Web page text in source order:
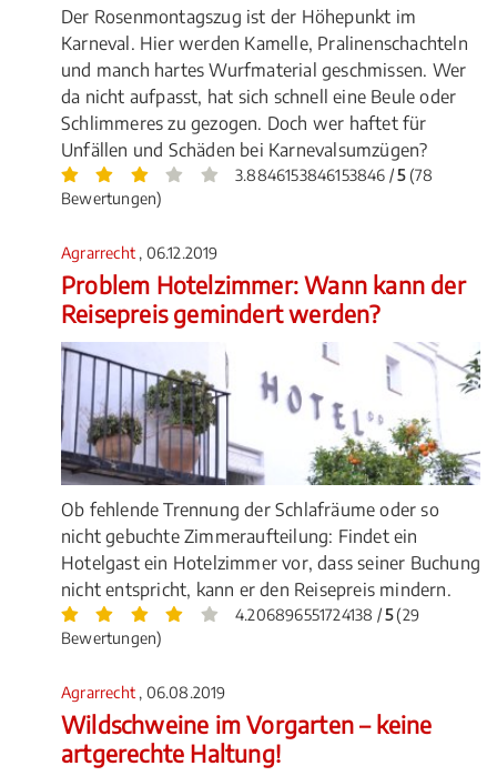
Der Rosenmontagszug ist der Höhepunkt im
Karneval. Hier werden Kamelle, Pralinenschachteln
und manch hartes Wurfmaterial geschmissen. Wer
da nicht aufpasst, hat sich schnell eine Beule oder
Schlimmeres zu gezogen. Doch wer haftet für
Unfällen und Schäden bei Karnevalsumzügen?
3.8846153846153846 /5(78
Bewertungen)
Agrarrecht , 06.12.2019
Problem Hotelzimmer: Wann kann der
Reisepreis gemindert werden?
Ob fehlende Trennung der Schlafräume oder so
nicht gebuchte Zimmeraufteilung: Findet ein
Hotelgast ein Hotelzimmer vor, dass seiner Buchung
nicht entspricht, kann er den Reisepreis mindern.
4.206896551724138 /5(29
Bewertungen)
Agrarrecht , 06.08.2019
Wildschweine im Vorgarten – keine
artgerechte Haltung!